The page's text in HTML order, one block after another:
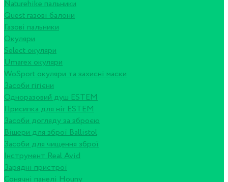
Naturehike пальники
Quest газові балони
Газові пальники
Окуляри
Select окуляри
Umarex окуляри
WoSport окуляри та захисні маски
Засоби гігієни
Одноразовий душ ESTEM
Присипка для ніг ESTEM
Засоби догляду за зброєю
Вішери для зброї Ballistol
Засоби для чищення зброї
Інструмент Real Avid
Зарядні пристрої
Сонячні панелі Houny